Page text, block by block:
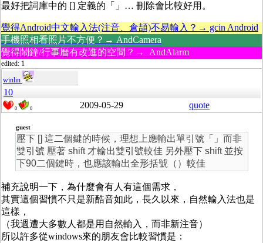
最好把詞庫中的 [] 定義的「」… 刪除會比較好用。
覺得Android中文輸入法(注音、倉頡)不易輸入？→ gcin Android
手機照相看照片不方便？→ AndCamera
覺得鬧鐘/行事曆有改進的空間？→ AndAlarm
edited: 1
winlin
10
0 0 2009-05-29 quote
guest
壓下 [] 這二個鍵的時候，理想上應輸出單引號「」而非
雙引號 壓著 shift 才輸出雙引號較佳 另外壓下 shift 並按
下90二個鍵時，也應該輸出全形括號（）較佳
補充說明一下，為什麼會有人有這個需求，
其實這個習慣不只是新酷音如此，長久以來，自然輸入法也是
這樣，
（我週遭大多數人都是用自然輸入，而非新注音）
所以許多從windows來的朋友會比較習慣是：